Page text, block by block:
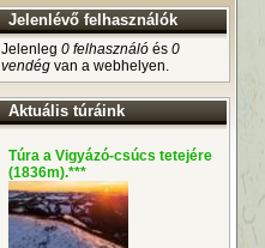
Jelenlévő felhasználók
Jelenleg 0 felhasználó és 0
vendég van a webhelyen.
Aktuális túráink
Túra a Vigyázó-csúcs tetejére
(1836m).***